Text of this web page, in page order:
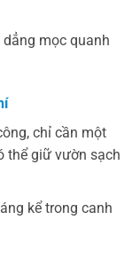
mọc quanh
chỉ cần một
thể giữ vườn sạch
kể trong canh